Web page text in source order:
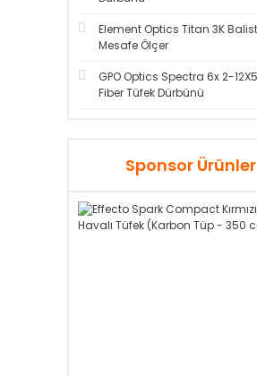
Element Optics Titan 3K
Mesafe Ölçer
GPO Optics Spectra 6x 2-
Fiber Tüfek Dürbünü
Sponsor Ürünler